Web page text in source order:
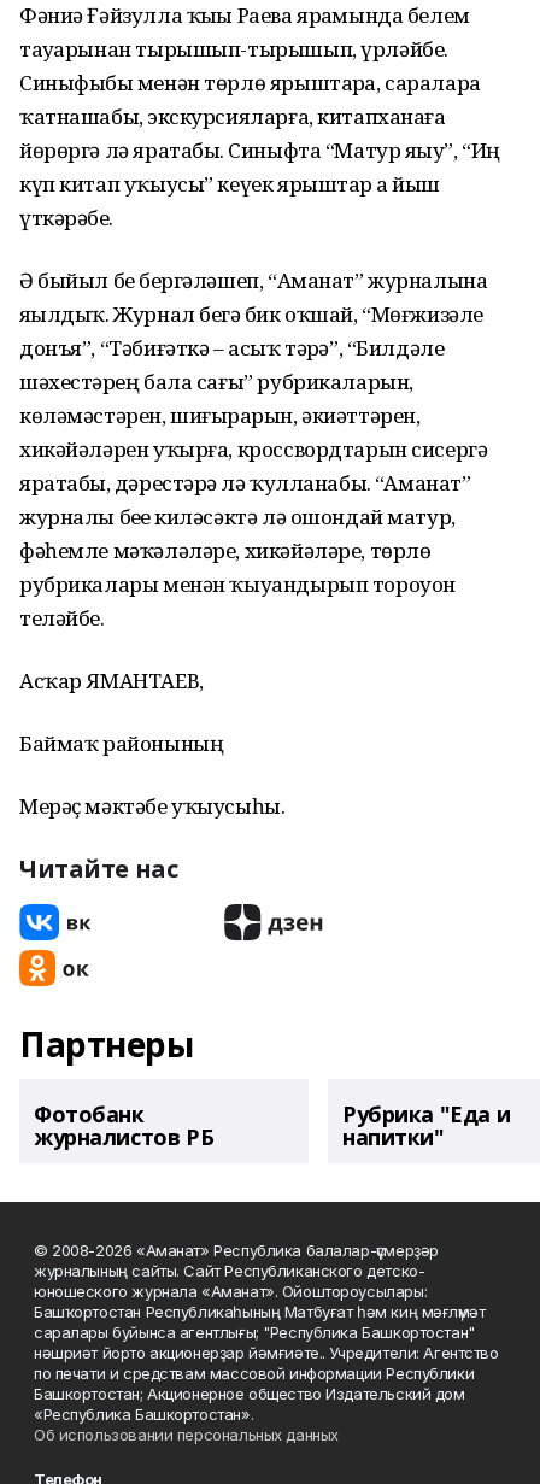
Фәниә Ғәйзулла ҡыҙы Раева ярҙамында белем
тауҙарынан тырышып-тырышып, үрләйбеҙ.
Синыфыбыҙ менән төрлө ярыштарҙа, сараларҙа
ҡатнашабыҙ, экскурсияларға, китапханаға
йөрөргә лә яратабыҙ. Синыфта “Матур яҙыу”, “Иң
күп китап уҡыусы” кеүек ярыштар ҙа йыш
үткәрәбеҙ.
Ә быйыл беҙ бергәләшеп, “Аманат” журналына
яҙылдыҡ. Журнал беҙгә бик оҡшай, “Мөғжизәле
донъя”, “Тәбиғәткә – асыҡ тәҙрә”, “Билдәле
шәхестәрҙең бала сағы” рубрикаларын,
көләмәстәрен, шиғырҙарын, әкиәттәрен,
хикәйәләрен уҡырға, кроссвордтарын сисергә
яратабыҙ, дәрестәрҙә лә ҡулланабыҙ. “Аманат”
журналы беҙҙе киләсәктә лә ошондай матур,
фәһемле мәҡәләләре, хикәйәләре, төрлө
рубрикалары менән ҡыуандырып тороуон
теләйбеҙ.
Асҡар ЯМАНТАЕВ,
Баймаҡ районының
Мерәҫ мәктәбе уҡыусыһы.
Читайте нас
Партнеры
Фотобанк
журналистов РБ
Рубрика "Еда и
напитки"
© 2008-2026 «Аманат» Республика балалар-үҫмерҙәр
журналының сайты. Сайт Республиканского детско-
юношеского журнала «Аманат». Ойоштороусылары:
Башҡортостан Республикаһының Матбуғат һәм киң мәғлүмәт
саралары буйынса агентлығы; "Республика Башкортостан"
нәшриәт йорто акционерҙар йәмғиәте.. Учредители: Агентство
по печати и средствам массовой информации Республики
Башкортостан; Акционерное общество Издательский дом
«Республика Башкортостан».
Об использовании персональных данных
Телефон